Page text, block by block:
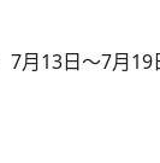
7月13日～7月19